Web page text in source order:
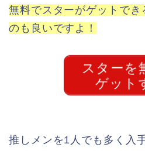
無料でスターがゲットでき
のも良いですよ！
スターを
ゲット
推しメンを1人でも多く入